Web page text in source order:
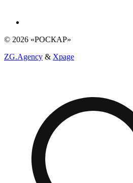
© 2026 «РОСКАР»
ZG.Agency & Xpage